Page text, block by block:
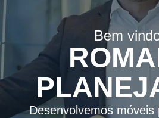
Bem
Desenvolvemos móveis